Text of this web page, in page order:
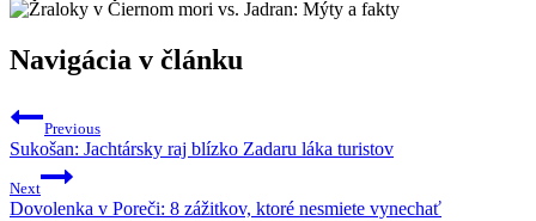
Navigácia v článku
Previous
Sukošan: Jachtársky raj blízko Zadaru láka turistov
Next
Dovolenka v Poreči: 8 zážitkov, ktoré nesmiete vynechať